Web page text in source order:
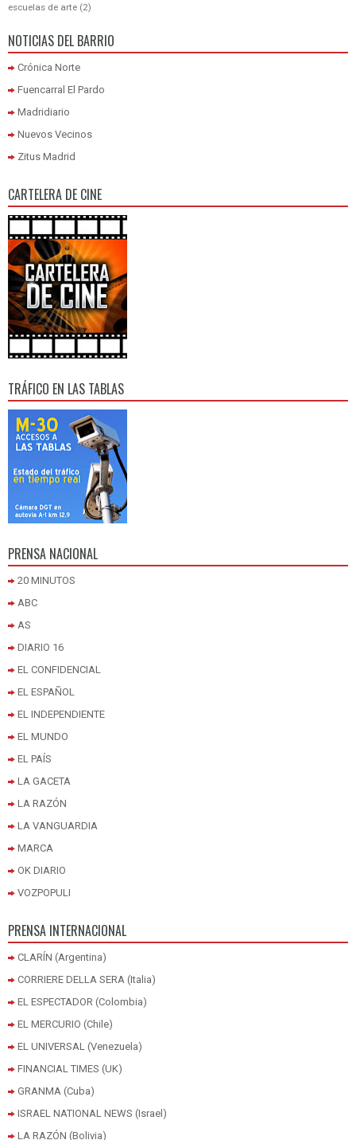
escuelas de arte (2)
NOTICIAS DEL BARRIO
Crónica Norte
Fuencarral El Pardo
Madridiario
Nuevos Vecinos
Zitus Madrid
CARTELERA DE CINE
TRÁFICO EN LAS TABLAS
PRENSA NACIONAL
20 MINUTOS
ABC
AS
DIARIO 16
EL CONFIDENCIAL
EL ESPAÑOL
EL INDEPENDIENTE
EL MUNDO
EL PAÍS
LA GACETA
LA RAZÓN
LA VANGUARDIA
MARCA
OK DIARIO
VOZPOPULI
PRENSA INTERNACIONAL
CLARÍN (Argentina)
CORRIERE DELLA SERA (Italia)
EL ESPECTADOR (Colombia)
EL MERCURIO (Chile)
EL UNIVERSAL (Venezuela)
FINANCIAL TIMES (UK)
GRANMA (Cuba)
ISRAEL NATIONAL NEWS (Israel)
LA RAZÓN (Bolivia)